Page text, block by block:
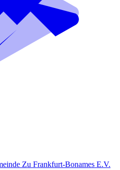
Zu Frankfurt-Bonames E.V.